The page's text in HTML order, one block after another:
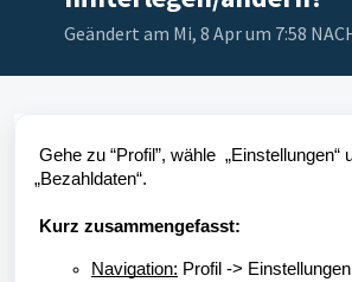
Geändert am Mi, 8 Apr um 7:58
Gehe zu “Profil”, wähle „Einstellungen“
„Bezahldaten“.
Kurz zusammengefasst:
Navigation: Profil ->